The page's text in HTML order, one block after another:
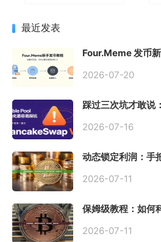
最近发表
Four.Meme 发币
2026-07-20
踩过三次坑才敢
初始化
2026-07-16
动态锁定利润：手
2026-07-11
保姆级教程：如何
2026-07-11